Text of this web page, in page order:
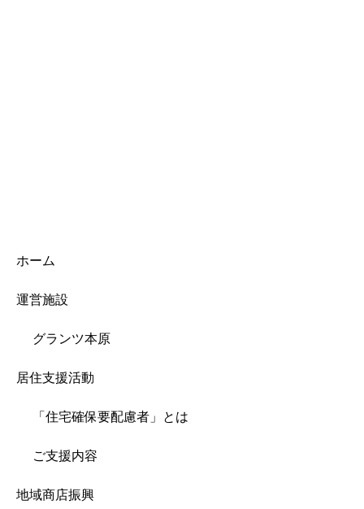
ホーム
運営施設
グランツ本原
居住支援活動
「住宅確保要配慮者」とは
ご支援内容
地域商店振興